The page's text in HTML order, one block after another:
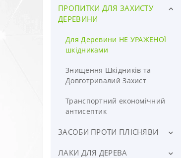
ПРОПИТКИ ДЛЯ ЗАХИСТУ
ДЕРЕВИНИ
Для Деревини НЕ УРАЖЕНОЇ
шкідниками
Знищення Шкідників та
Довготривалий Захист
Транспортний економічний
антисептик
ЗАСОБИ ПРОТИ ПЛІСНЯВИ
Хлорні засоби
ЛАКИ ДЛЯ ДЕРЕВА